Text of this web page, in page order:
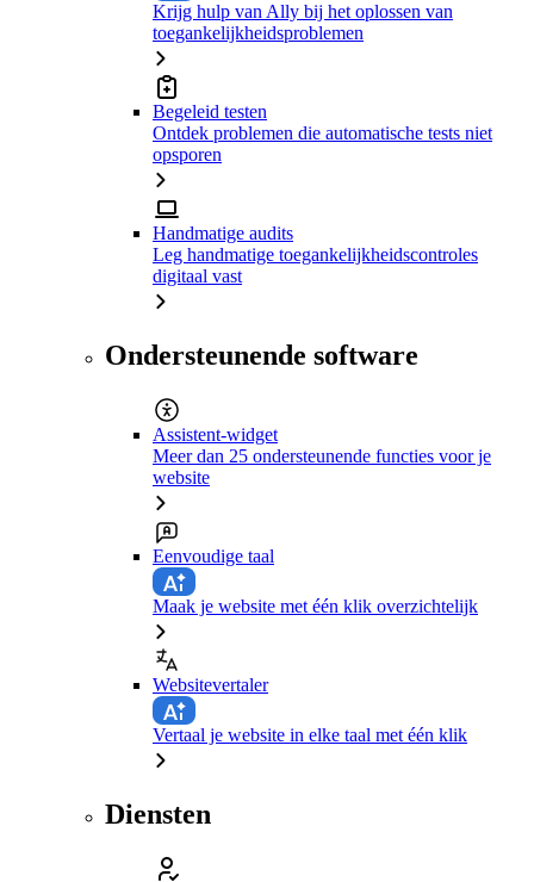
Krijg hulp van Ally bij het oplossen van
toegankelijkheidsproblemen
Begeleid testen
Ontdek problemen die automatische tests niet
opsporen
Handmatige audits
Leg handmatige toegankelijkheidscontroles
digitaal vast
Ondersteunende software
Assistent-widget
Meer dan 25 ondersteunende functies voor je
website
Eenvoudige taal
Maak je website met één klik overzichtelijk
Websitevertaler
Vertaal je website in elke taal met één klik
Diensten